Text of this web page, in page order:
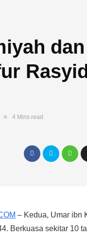
dan
4 Mins read
– Kedua, Umar ibn
Berkuasa sekitar 10